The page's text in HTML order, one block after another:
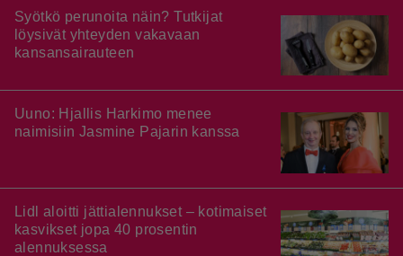
Syötkö perunoita näin? Tutkijat
löysivät yhteyden vakavaan
kansansairauteen
Uuno: Hjallis Harkimo menee
naimisiin Jasmine Pajarin kanssa
Lidl aloitti jättialennukset – kotimaiset
kasvikset jopa 40 prosentin
alennuksessa